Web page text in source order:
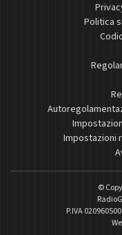
Politica
Impostazioni
©
P.IVA